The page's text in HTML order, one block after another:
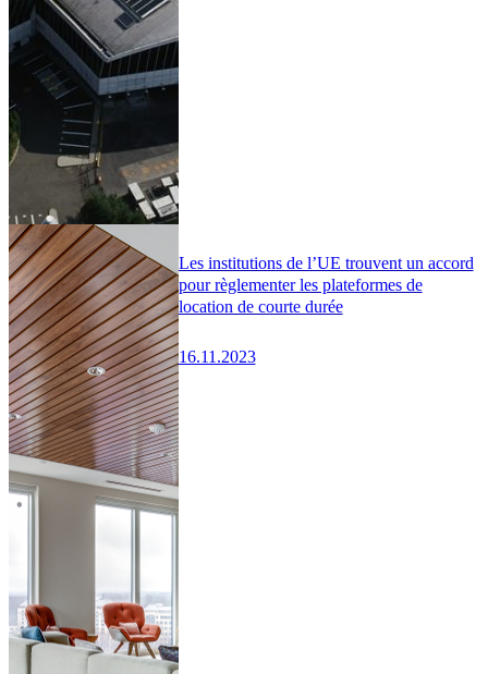
Les institutions de l’UE trouvent un accord
pour règlementer les plateformes de
location de courte durée
16.11.2023